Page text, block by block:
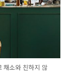
채소와 친하지 않